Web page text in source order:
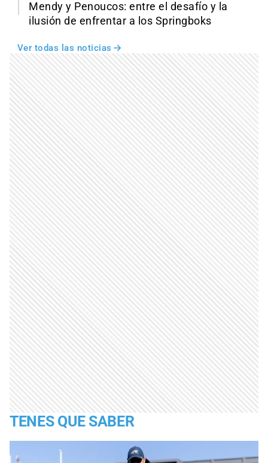
Mendy y Penoucos: entre el desafío y la
ilusión de enfrentar a los Springboks
Ver todas las noticias
TENES QUE SABER